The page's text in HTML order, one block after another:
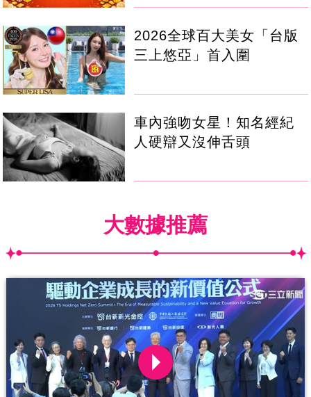
2026全球百大美女「台版
三上悠亞」首入圍
車內強吻女星！知名經紀
人硬辯又沒伸舌頭
大數據推薦